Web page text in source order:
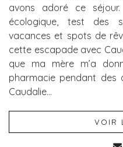
avons adoré ce
écologique, test des
vacances et spots de
cette escapade avec
que ma mère m’a
pharmacie pendant des
Caudalie…
VOIR